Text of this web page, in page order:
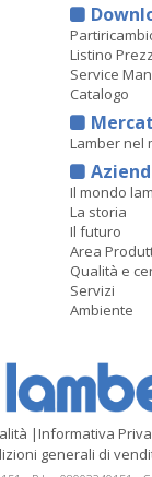
Listino
Service
Catalogo
Lamber nel
Il mondo
La storia
Il futuro
Area
Qualità e
Servizi
Ambiente
|Informativa
generali di